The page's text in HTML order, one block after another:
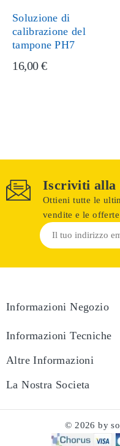
Soluzione di
calibrazione del
tampone PH7
16,00 €
Iscriviti alla
Ottieni tutte le
vendite e le offerte
Informazioni Negozio
Informazioni Tecniche
Altre Informazioni
La Nostra Societa
© 2026 by